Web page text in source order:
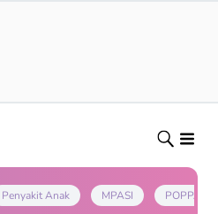
Penyakit Anak MPASI POPPAPA